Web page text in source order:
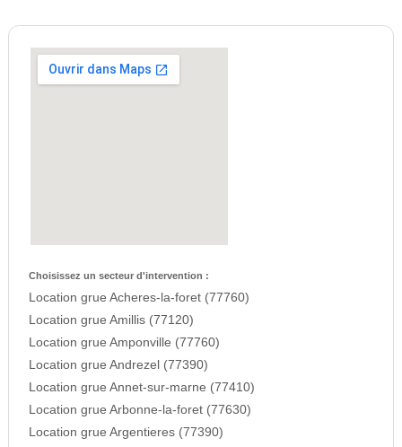
Choisissez un secteur d'intervention :
Location grue Acheres-la-foret (77760)
Location grue Amillis (77120)
Location grue Amponville (77760)
Location grue Andrezel (77390)
Location grue Annet-sur-marne (77410)
Location grue Arbonne-la-foret (77630)
Location grue Argentieres (77390)